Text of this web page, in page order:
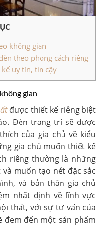
không gian
theo phong cách riêng
uy tín, tin cậy
gian
được thiết kế riêng biệt
Đèn trang trí sẽ được
của gia chủ về kiểu
gia chủ muốn thiết kế
riêng thường là những
muốn tạo nét đặc sắc
và bản thân gia chủ
nhất định về lĩnh vực
thất, với sự tư vấn của
đem đến một sản phẩm